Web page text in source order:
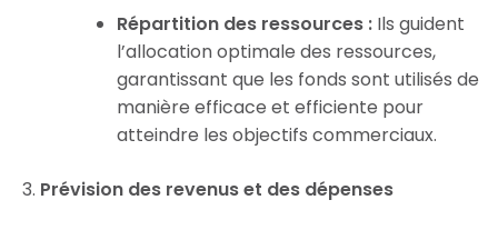
Répartition des ressources :Ils guident
l’allocation optimale des ressources,
garantissant que les fonds sont utilisés de
manière efficace et efficiente pour
atteindre les objectifs commerciaux.
Prévision des revenus et des dépenses